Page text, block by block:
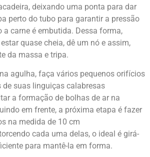
deixando uma ponta para dar
perto do tubo para garantir a pressão
a carne é embutida. Dessa forma,
quase cheia, dê um nó e assim,
da massa e tripa.
agulha, faça vários pequenos orifícios
suas linguiças calabresas
a formação de bolhas de ar na
em frente, a próxima etapa é fazer
na medida de 10 cm
cada uma delas, o ideal é girá-
para mantê-la em forma.